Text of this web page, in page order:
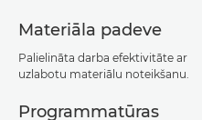
Materiāla padeve
Palielināta darba efektivitāte ar
uzlabotu materiālu noteikšanu.
Programmatūras